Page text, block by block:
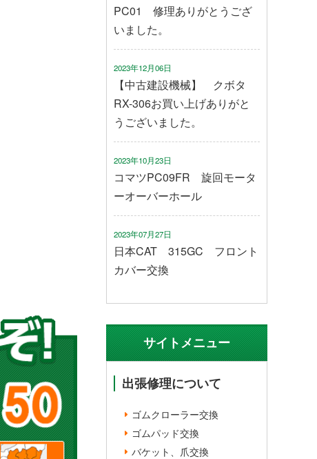
PC01 修理ありがとうござ
いました。
2023年12月06日
【中古建設機械】 クボタ
RX-306お買い上げありがと
うございました。
2023年10月23日
コマツPC09FR 旋回モータ
ーオーバーホール
2023年07月27日
日本CAT 315GC フロント
カバー交換
サイトメニュー
出張修理について
ゴムクローラー交換
ゴムパッド交換
バケット、爪交換